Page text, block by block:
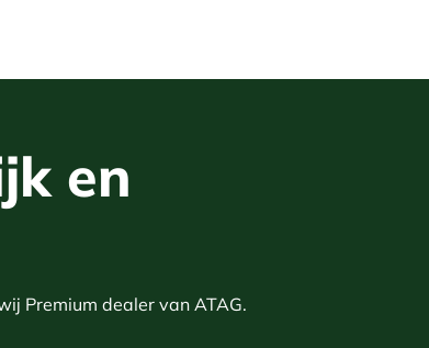
en
Premium dealer van ATAG.